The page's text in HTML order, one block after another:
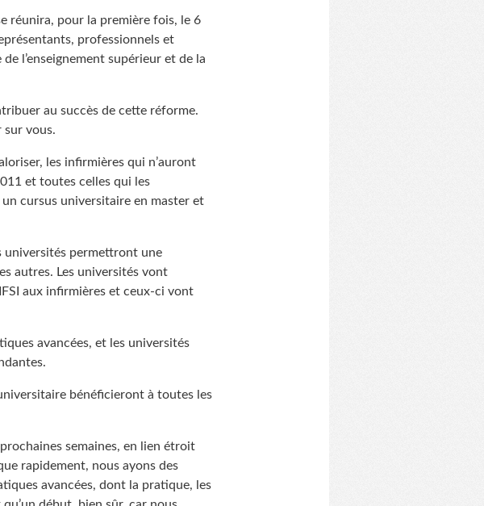
réunira, pour la première fois, le 6
professionnels et
l’enseignement supérieur et de la
au succès de cette réforme.
sur vous.
les infirmières qui n’auront
et toutes celles qui les
cursus universitaire en master et
universités permettront une
autres. Les universités vont
aux infirmières et ceux-ci vont
avancées, et les universités
bénéficieront à toutes les
semaines, en lien étroit
rapidement, nous ayons des
avancées, dont la pratique, les